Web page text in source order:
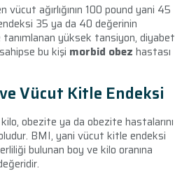
vücut ağırlığının 100 pound yani 45
35 ya da 40 değerinin
yüksek tansiyon, diyabet
bu kişi morbid obez hastası
Vücut Kitle Endeksi
obezite ya da obezite hastalarını
BMI, yani vücut kitle endeksi
bulunan boy ve kilo oranına